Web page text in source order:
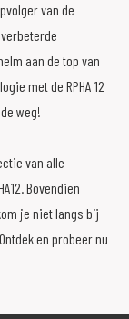
van de
aan de top van
met de RPHA 12
weg!
van alle
Bovendien
je niet langs bij
en probeer nu